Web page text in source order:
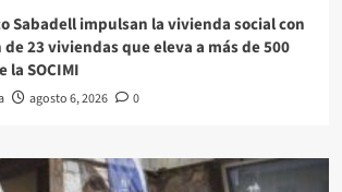
Sabadell impulsan la vivienda social con
23 viviendas que eleva a más de 500
la SOCIMI
agosto 6, 2026 0